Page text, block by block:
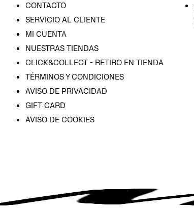
CONTACTO
SERVICIO AL CLIENTE
MI CUENTA
NUESTRAS TIENDAS
CLICK&COLLECT - RETIRO EN TIENDA
TÉRMINOS Y CONDICIONES
AVISO DE PRIVACIDAD
GIFT CARD
AVISO DE COOKIES